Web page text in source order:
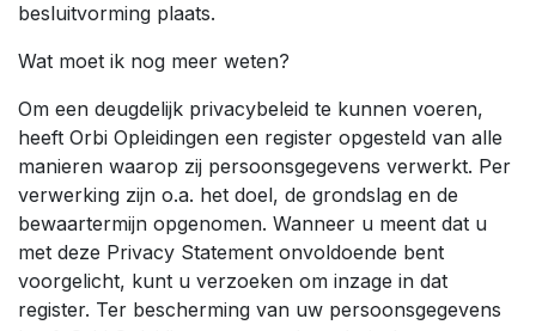
besluitvorming plaats.
Wat moet ik nog meer weten?
Om een deugdelijk privacybeleid te kunnen voeren,
heeft Orbi Opleidingen een register opgesteld van alle
manieren waarop zij persoonsgegevens verwerkt. Per
verwerking zijn o.a. het doel, de grondslag en de
bewaartermijn opgenomen. Wanneer u meent dat u
met deze Privacy Statement onvoldoende bent
voorgelicht, kunt u verzoeken om inzage in dat
register. Ter bescherming van uw persoonsgegevens